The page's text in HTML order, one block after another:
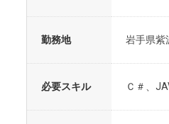
勤務地 岩手県紫
必要スキル Ｃ＃、